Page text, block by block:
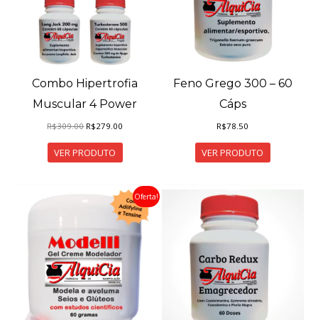
Combo Hipertrofia
Muscular 4 Power
R$309.00 O
original
era:
R$309.00.
R$279.00
atual
R$279.00.
VER PRODUTO
Feno Grego 300 – 60
Cáps
R$78.50
VER PRODUTO
Oferta!